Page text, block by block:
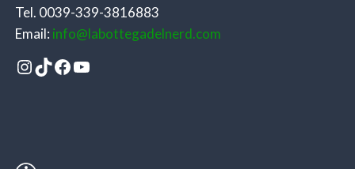
Tel. 0039-339-3816883
Email: info@labottegadelnerd.com
Instagram
TikTok
Facebook
YouTube